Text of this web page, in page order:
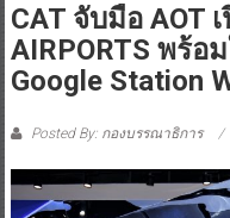
CAT จับมือ AOT
AIRPORTS พร้อ
Google Station
Posted By: กองบรรณาธิการ